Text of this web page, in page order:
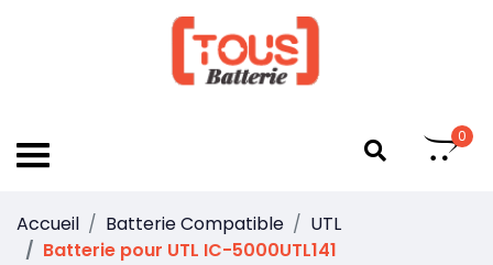
0
Accueil Batterie Compatible
UTL
Batterie pour UTL IC-5000UTL141